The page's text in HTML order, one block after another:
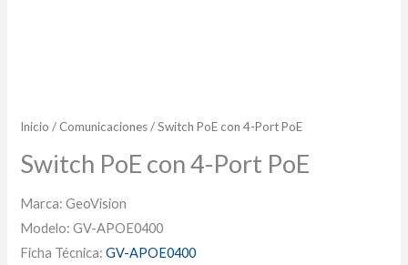
Inicio / Comunicaciones/ Switch PoE con 4-Port PoE
Switch PoE con 4-Port PoE
Marca: GeoVision
Modelo: GV-APOE0400
Ficha Técnica:GV-APOE0400